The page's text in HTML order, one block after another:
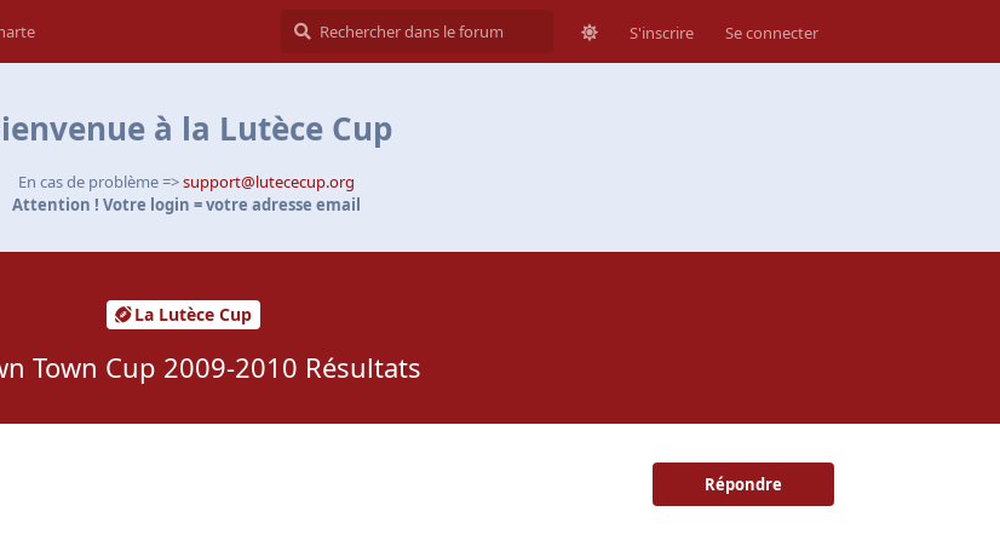
S'inscrire Se connecter
à la Lutèce Cup
En cas de problème =>support@lutececup.org
Attention ! Votre login = votre adresse email
La Lutèce Cup
Town Cup 2009-2010 Résultats
Répondre